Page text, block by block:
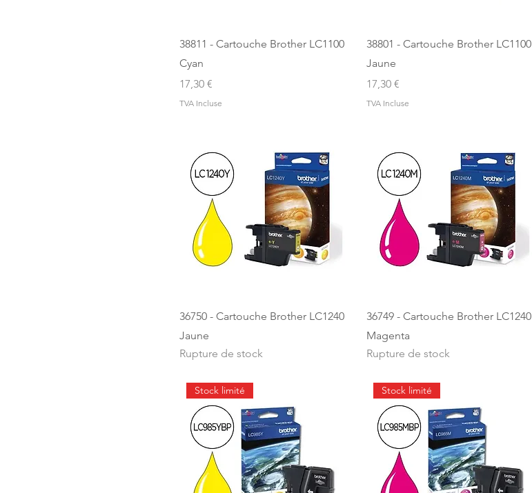
38811 - Cartouche Brother LC1100
Cyan
Prix
17,30 €
TVA Incluse
38801 - Cartouche Brother LC1100
Jaune
Prix
17,30 €
TVA Incluse
36750 - Cartouche Brother LC1240
Jaune
Rupture de stock
36749 - Cartouche Brother LC1240
Magenta
Rupture de stock
Stock limité Stock limité